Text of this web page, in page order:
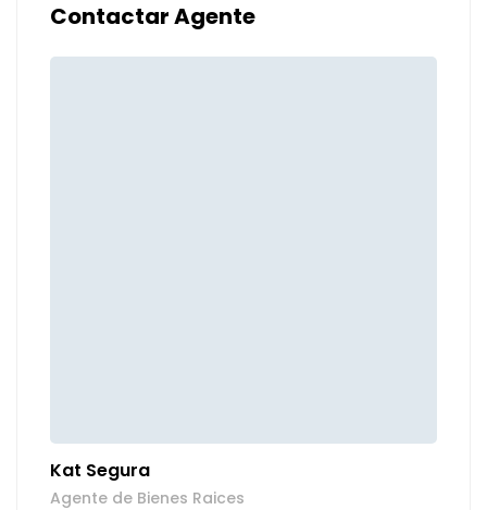
Contactar Agente
Kat Segura
Agente de Bienes Raices